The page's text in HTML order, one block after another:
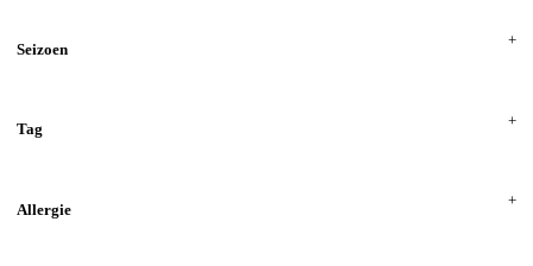
Seizoen
Tag
Allergie